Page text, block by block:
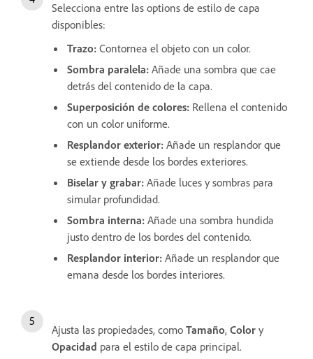
Selecciona entre las options de estilo de capa
disponibles:
Trazo: Contornea el objeto con un color.
Sombra paralela: Añade una sombra que cae
detrás del contenido de la capa.
Superposición de colores: Rellena el contenido
con un color uniforme.
Resplandor exterior: Añade un resplandor que
se extiende desde los bordes exteriores.
Biselar y grabar: Añade luces y sombras para
simular profundidad.
Sombra interna: Añade una sombra hundida
justo dentro de los bordes del contenido.
Resplandor interior: Añade un resplandor que
emana desde los bordes interiores.
Ajusta las propiedades, como Tamaño, Color y
Opacidad para el estilo de capa principal.